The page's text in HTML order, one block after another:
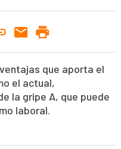
que aporta el
el actual,
la gripe A, que puede
laboral.